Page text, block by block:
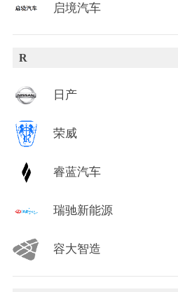
启境汽车
R
日产
荣威
睿蓝汽车
瑞驰新能源
容大智造